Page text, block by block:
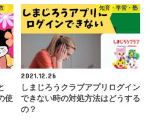
使
知育・学習・塾
2021.12.26
しまじろうクラブアプリログイン
できない時の対処方法はどうする
の？